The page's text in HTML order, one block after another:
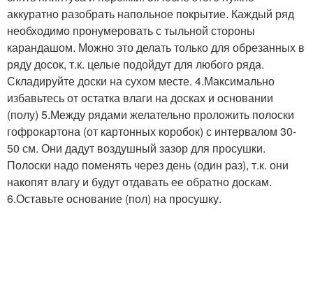
аккуратно разобрать напольное покрытие. Каждый ряд
необходимо пронумеровать с тыльной стороны
карандашом. Можно это делать только для обрезанных в
ряду досок, т.к. целые подойдут для любого ряда.
Складируйте доски на сухом месте. 4.Максимально
избавьтесь от остатка влаги на досках и основании
(полу) 5.Между рядами желательно проложить полоски
гофрокартона (от картонных коробок) с интервалом 30-
50 см. Они дадут воздушный зазор для просушки.
Полоски надо поменять через день (один раз), т.к. они
накопят влагу и будут отдавать ее обратно доскам.
6.Оставьте основание (пол) на просушку.